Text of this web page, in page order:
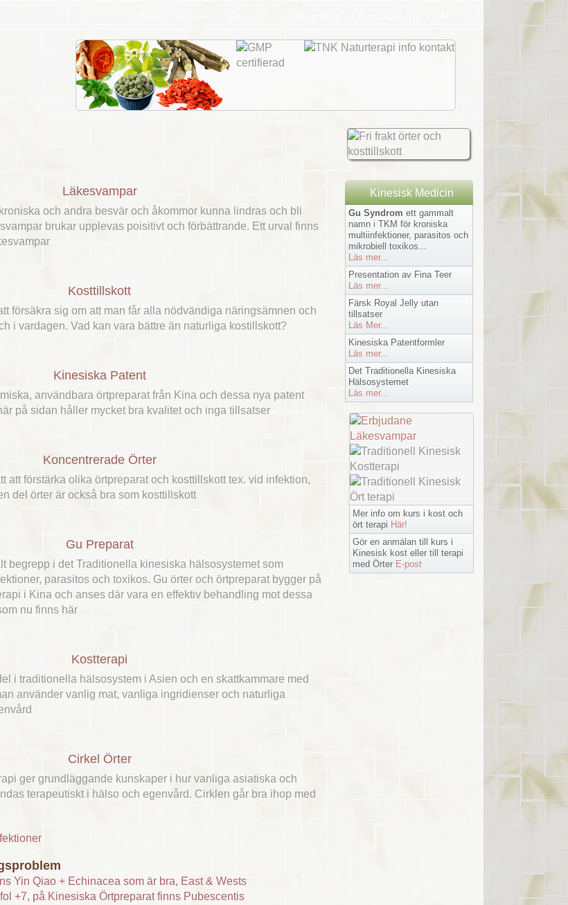
Läkesvampar
och andra besvär och åkommor kunna lindras och bli
brukar upplevas poisitivt och förbättrande. Ett urval finns
Kosttillskott
försäkra sig om att man får alla nödvändiga näringsämnen och
i vardagen. Vad kan vara bättre än naturliga kostillskott?
Kinesiska Patent
användbara örtpreparat från Kina och dessa nya patent
på sidan håller mycket bra kvalitet och inga tillsatser
Koncentrerade Örter
att förstärka olika örtpreparat och kosttillskott tex. vid infektion,
del örter är också bra som kosttillskott
Gu Preparat
begrepp i det Traditionella kinesiska hälsosystemet som
parasitos och toxikos. Gu örter och örtpreparat bygger på
i Kina och anses där vara en effektiv behandling mot dessa
nu finns här
Kostterapi
i traditionella hälsosystem i Asien och en skattkammare med
använder vanlig mat, vanliga ingridienser och naturliga
Cirkel Örter
ger grundläggande kunskaper i hur vanliga asiatiska och
terapeutiskt i hälso och egenvård. Cirklen går bra ihop med
Yin Qiao + Echinacea som är bra, East & Wests
+7, på Kinesiska Örtpreparat finns Pubescentis
Kinesisk Medicin
Gu Syndrom ett gammalt
namn i TKM för kroniska
multiinfektioner, parasitos och
mikrobiell toxikos...
Läs mer...
Presentation av Fina Teer
Läs mer...
Färsk Royal Jelly utan
tillsatser
Läs Mer...
Kinesiska Patentformler
Läs mer...
Det Traditionella Kinesiska
Hälsosystemet
Läs mer...
Mer info om kurs i kost och
ört terapi Här!
Gör en anmälan till kurs i
Kinesisk kost eller till terapi
med Örter E-post